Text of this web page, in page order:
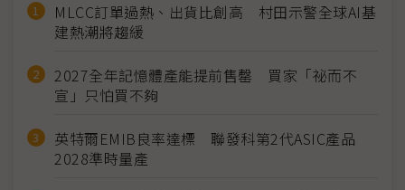
MLCC訂單過熱、出貨比創高 村田示警全球AI基
建熱潮將趨緩
2027全年記憶體產能提前售罄 買家「祕而不
宣」只怕買不夠
英特爾EMIB良率達標 聯發科第2代ASIC產品
2028準時量產